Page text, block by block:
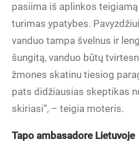
pasiima iš aplinkos
turimas ypatybes.
vanduo tampa švelnus ir
šungitą, vanduo būtų
žmones skatinu tiesiog
pats didžiausias skeptikas
skiriasi“, – teigia moteris.
Tapo ambasadore Lietuvoje